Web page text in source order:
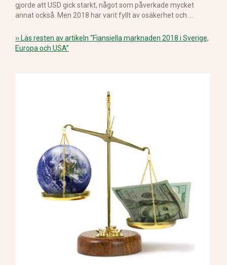
gjorde att USD gick starkt, något som påverkade mycket
annat också. Men 2018 har varit fyllt av osäkerhet och …
›› Läs resten av artikeln “Fiansiella marknaden 2018 i Sverige,
Europa och USA”